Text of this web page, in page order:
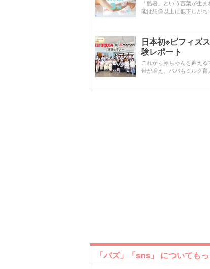
「酷暑」という言葉が生
能は想像以上に低下しが
日本初※ビフィズ
験レポート
これから赤ちゃんを迎え
帯が増え、パパもミルク
「バズ」「sns」 についても